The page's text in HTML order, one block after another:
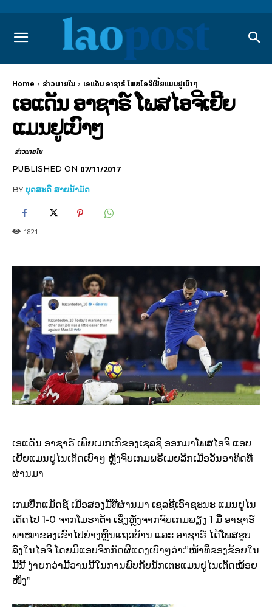
Home ຂ່າວພາຍ​ໃນ ເອແດັນ ອາຊາຣ໌ ໂພສໄອຈີເຢີ້ຍແມນຢູເບົາໆ
ເອແດັນ ອາຊາຣ໌ ໂພສໄອຈີເຢີ້ຍ
ແມນຢູເບົາໆ
ຂ່າວພາຍ​ໃນ
PUBLISHED ON 07/11/2017
BYບຸດສະດີ ສາຍນ້ຳມັດ
1821
ເອແດັນ ອາຊາຣ໌ ເພີຍເມກເກີຂອງເຊລຊີ ອອກມາໂພສໄອຈີ ແອບ
ເຢີ້ຍແມນຢູໄນເຕັດເບົາໆ ຫຼັງຈົບເກມພຣີເມຍລີກເມື່ອວັນອາທິດທີ່
ຜ່ານມາ
ເກມບິ໊ກແມັດຊ໌ ເມື່ອສອງມື້ທີ່ຜ່ານມາ ເຊລຊີເອົາຊະນະ ແມນຢູໄນ
ເຕັດໄປ 1-0 ຈາກໂມຣາຕ້າ ເຊິ່ງຫຼັງຈາກຈົບເກມພຽງ 1 ມື້ ອາຊາຣ໌
ພາໝາຂອງເຂົາໄປຍ່າງຫຼິ້ນແຖວບ້ານ ແລະ ອາຊາຣ໌ ໄດ້ໂພສຮູບ
ລົງໃນໄອຈີ ໂດຍມີແອບຈິກກັດຜີແດງເບົາໆວ່າ:​”ໜ້າທີ່ຂອງຂ້ອຍໃນ
ມື້ນີ້ ງ່າຍກວ່າມື້ວານນີ້ໃນການພົບກັບນັກເຕະແມນຢູໄນເຕັດໜ້ອຍ
ໜຶ່ງ”